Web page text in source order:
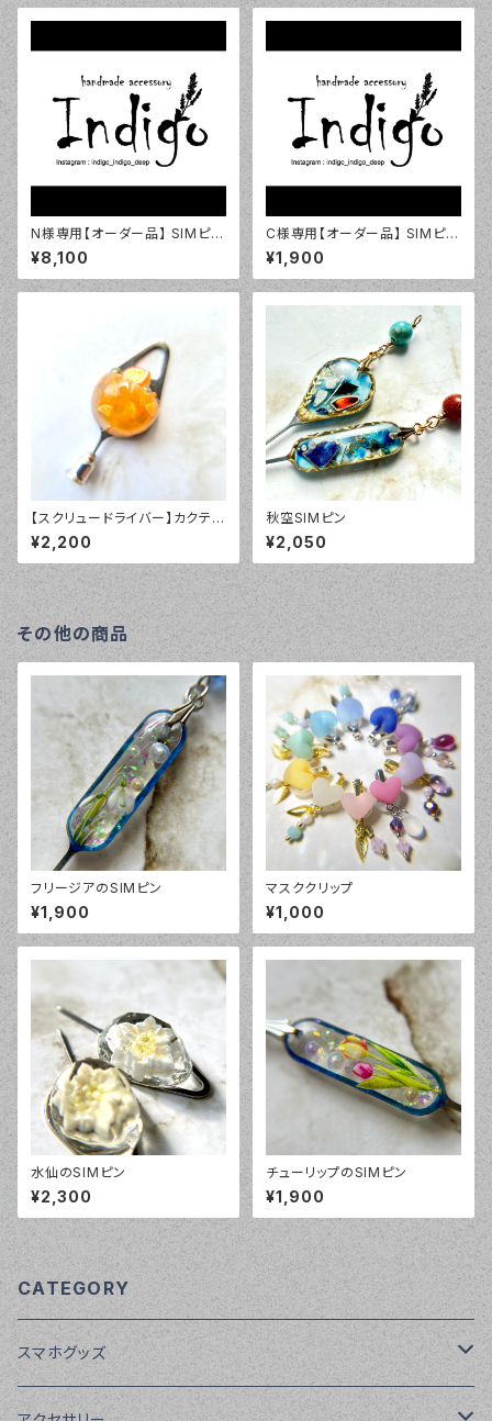
N様専用【オーダー品】 SIMピン
24/8/9
¥8,100
C様専用【オーダー品】 SIMピン
24/3/25
¥1,900
【スクリュードライバー】カクテル
グラスSIMピン
¥2,200
秋空SIMピン
¥2,050
その他の商品
フリージアのSIMピン
¥1,900
マスククリップ
¥1,000
水仙のSIMピン
¥2,300
チューリップのSIMピン
¥1,900
CATEGORY
スマホグッズ